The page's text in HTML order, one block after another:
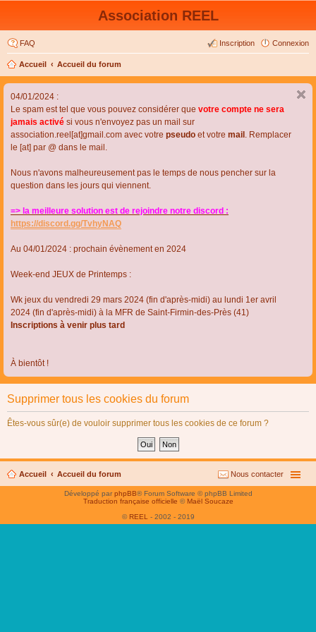
Association REEL
FAQ Connexion
Inscription
Accueil Accueil du forum
04/01/2024 :
Le spam est tel que vous pouvez considérer que votre compte ne sera
jamais activé si vous n'envoyez pas un mail sur
association.reel[at]gmail.com avec votre pseudo et votre mail . Remplacer
le [at] par @ dans le mail.
Nous n'avons malheureusement pas le temps de nous pencher sur la
question dans les jours qui viennent.
=> la meilleure solution est de rejoindre notre discord :
https://discord.gg/TvhyNAQ
Au 04/01/2024 : prochain évènement en 2024
Week-end JEUX de Printemps :
Wk jeux du vendredi 29 mars 2024 (fin d'après-midi) au lundi 1er avril
2024 (fin d'après-midi) à la MFR de Saint-Firmin-des-Près (41)
Inscriptions à venir plus tard
À bientôt !
Supprimer tous les cookies du forum
Êtes-vous sûr(e) de vouloir supprimer tous les cookies de ce forum ?
Accueil Accueil du forum Nous contacter
Développé parphpBB® Forum Software © phpBB Limited
Traduction française officielle © Maël Soucaze
© REEL - 2002 - 2019